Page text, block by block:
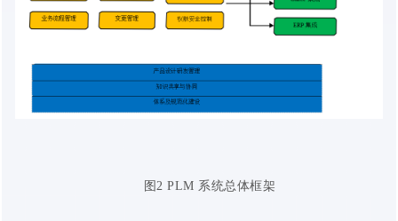
图2 PLM 系统总体框架